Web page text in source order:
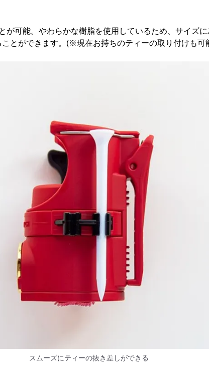
が可能。やわらかな樹脂を使用しているため、サイズ
ことができます。(※現在お持ちのティーの取り付けも可
スムーズにティーの抜き差しができる